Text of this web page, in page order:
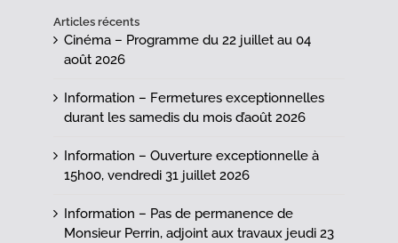
Articles récents
Cinéma – Programme du 22 juillet au 04
août 2026
Information – Fermetures exceptionnelles
durant les samedis du mois d’août 2026
Information – Ouverture exceptionnelle à
15h00, vendredi 31 juillet 2026
Information – Pas de permanence de
Monsieur Perrin, adjoint aux travaux jeudi 23